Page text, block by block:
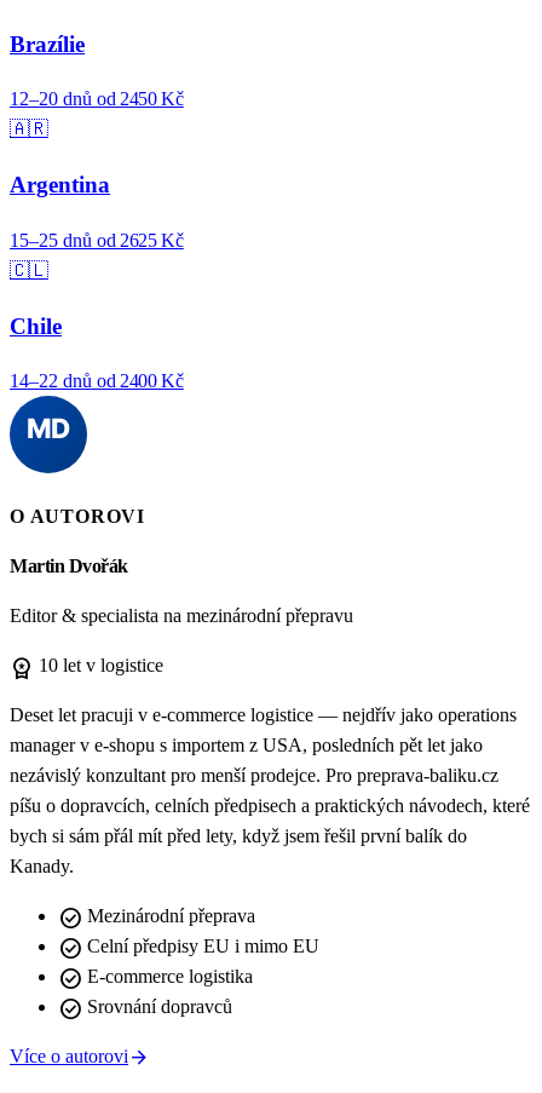
Brazílie
12–20 dnů od 2450 Kč
🇦🇷
Argentina
15–25 dnů od 2625 Kč
🇨🇱
Chile
14–22 dnů od 2400 Kč
O AUTOROVI
Martin Dvořák
Editor & specialista na mezinárodní přepravu
workspace_premium 10 let v logistice
Deset let pracuji v e-commerce logistice — nejdřív jako operations
manager v e-shopu s importem z USA, posledních pět let jako
nezávislý konzultant pro menší prodejce. Pro preprava-baliku.cz
píšu o dopravcích, celních předpisech a praktických návodech, které
bych si sám přál mít před lety, když jsem řešil první balík do
Kanady.
check_circle Mezinárodní přeprava
check_circle Celní předpisy EU i mimo EU
check_circle E-commerce logistika
check_circle Srovnání dopravců
Více o autorovi arrow_forward